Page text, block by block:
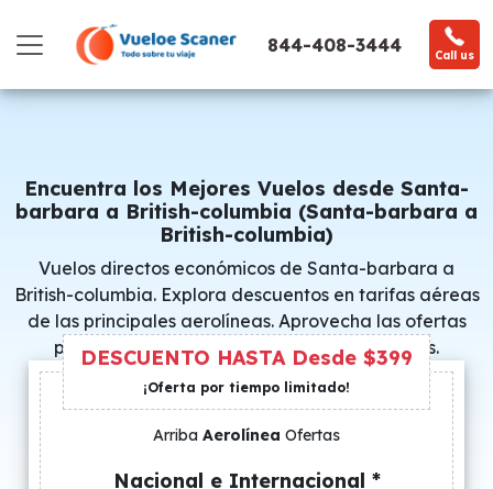
844-408-3444 Call us
Encuentra los Mejores Vuelos desde Santa-
barbara a British-columbia (Santa-barbara a
British-columbia)
Vuelos directos económicos de Santa-barbara a
British-columbia. Explora descuentos en tarifas aéreas
de las principales aerolíneas. Aprovecha las ofertas
promocionales y consigue precios especiales.
DESCUENTO HASTA Desde $399
¡Oferta por tiempo limitado!
Arriba Aerolínea Ofertas
Nacional e Internacional *